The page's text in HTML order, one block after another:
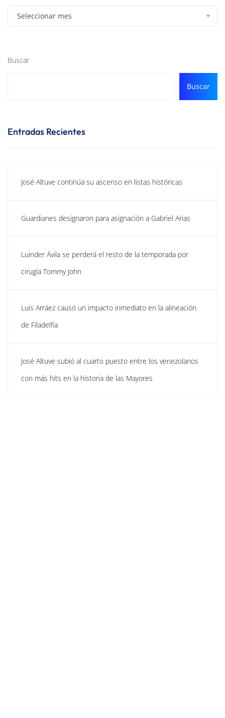
Seleccionar mes
Buscar
Buscar
Entradas Recientes
José Altuve continúa su ascenso en listas históricas
Guardianes designaron para asignación a Gabriel Arias
Luinder Ávila se perderá el resto de la temporada por
cirugía Tommy John
Luis Arráez causó un impacto inmediato en la alineación
de Filadelfia
José Altuve subió al cuarto puesto entre los venezolanos
con más hits en la historia de las Mayores